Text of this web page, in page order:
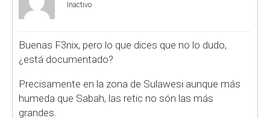
Inactivo
Buenas F3nix, pero lo que dices que no lo dudo,
¿está documentado?
Precisamente en la zona de Sulawesi aunque más
humeda que Sabah, las retic no són las más
grandes.